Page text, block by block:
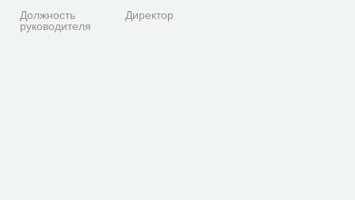
Должность
руководителя
Директор